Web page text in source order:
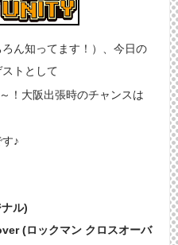
ん知ってます！）、今日の
トとして
！大阪出張時のチャンスは
♪
ル)
(ロックマン クロスオーバ